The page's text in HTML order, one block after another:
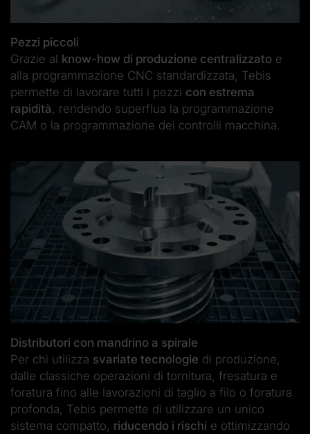
Pezzi piccoli
Grazie al know-how di produzione centralizzato e
alla programmazione CNC standardizzata, Tebis
permette di lavorare tutti i pezzi con estrema
rapidità , rendendo superflua la programmazione
CAM o la programmazione dei controlli macchina.
Distributori con mandrino a spirale
Per chi utilizza svariate tecnologie di produzione,
dalle classiche operazioni di tornitura, fresatura e
foratura fino alle lavorazioni di taglio a filo o foratura
profonda, Tebis permette di utilizzare un unico
sistema compatto, riducendo i rischi e ottimizzando